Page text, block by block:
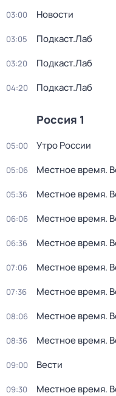
03:00 Новости
03:05 Подкаст.Лаб
03:20 Подкаст.Лаб
04:20 Подкаст.Лаб
Россия 1
05:00 Утро России
05:06 Местное время.
05:36 Местное время.
06:06 Местное время.
06:36 Местное время.
07:06 Местное время.
07:36 Местное время.
08:06 Местное время.
08:36 Местное время.
09:00 Вести
09:30 Местное время.